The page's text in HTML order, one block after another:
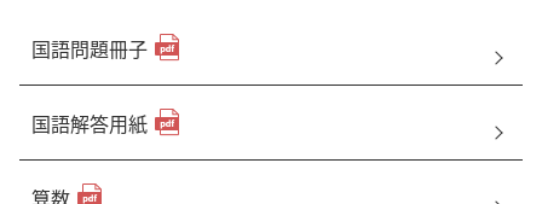
国語問題冊子
国語解答用紙
算数